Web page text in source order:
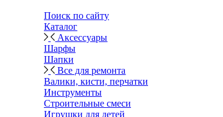
Поиск по сайту
Каталог
Аксессуары
Шарфы
Шапки
Все для ремонта
Валики, кисти, перчатки
Инструменты
Строительные смеси
Игрушки для детей